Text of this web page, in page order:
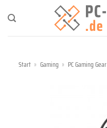
Inhalt
springen
Start » Gaming » PC Gaming Gear